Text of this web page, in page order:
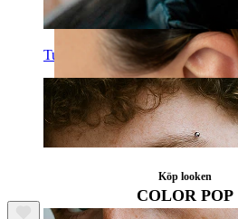
Tunga
Köp looken
COLOR POP